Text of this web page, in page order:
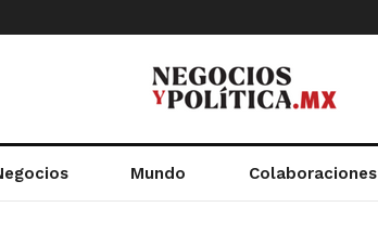
Mundo Colaboraciones